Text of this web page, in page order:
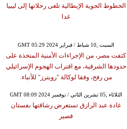
الخطوط الجوية الإيطالية تلغى رحلاتها إلى ليبيا
غدا
GMT 05:29 2024 السبت ,10 شباط / فبراير
كثفت مصر، من الإجراءات الأمنية المتخذة على
حدودها الشرقية، مع اقتراب الهجوم الإسرائيلي
من رفح، وفقا لوكالة "رويترز" للأنباء.
GMT 08:09 2024 الثلاثاء ,05 تشرين الثاني / نوفمبر
غادة عبد الرازق تستعرض رشاقتها بفستان
قصير